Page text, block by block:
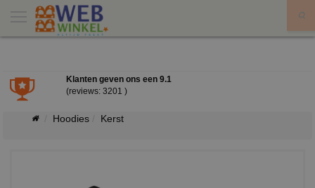
Klanten geven ons een 9.1
(reviews: 3201 )
Hoodies Kerst